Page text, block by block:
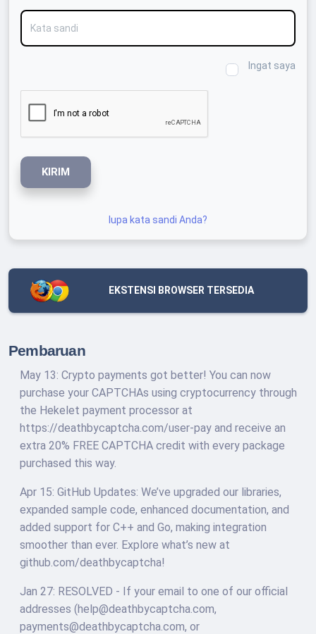
Kata sandi
Ingat saya
KIRIM
lupa kata sandi Anda?
EKSTENSI BROWSER TERSEDIA
Pembaruan
May 13: Crypto payments got better! You can now
purchase your CAPTCHAs using cryptocurrency through
the Hekelet payment processor at
https://deathbycaptcha.com/user-pay and receive an
extra 20% FREE CAPTCHA credit with every package
purchased this way.
Apr 15: GitHub Updates: We’ve upgraded our libraries,
expanded sample code, enhanced documentation, and
added support for C++ and Go, making integration
smoother than ever. Explore what’s new at
github.com/deathbycaptcha!
Jan 27: RESOLVED - If your email to one of our official
addresses (help@deathbycaptcha.com,
payments@deathbycaptcha.com, or